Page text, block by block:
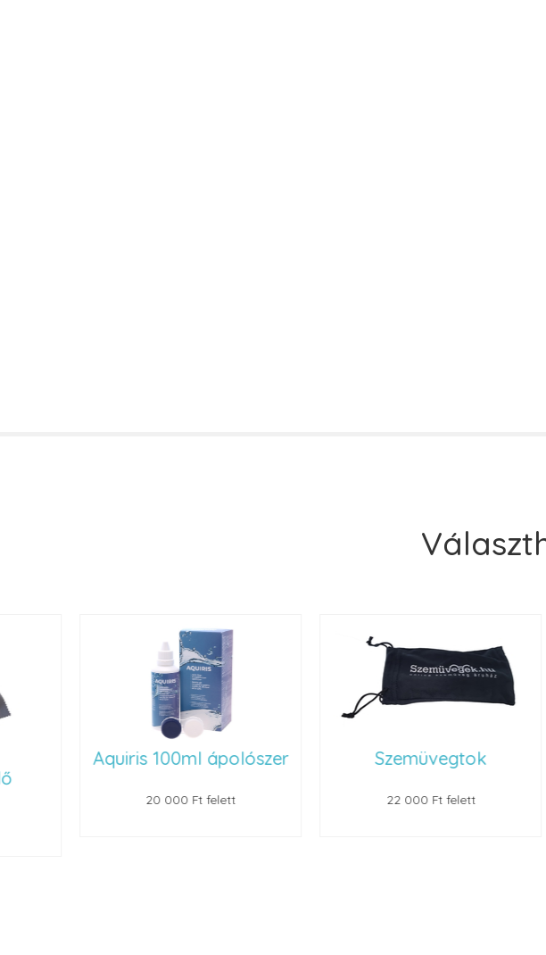
Aquiris 100ml ápolószer
20 000 Ft felett
Szemüvegtok
22 000 Ft felett
A